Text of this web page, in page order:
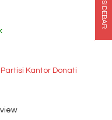
Partisi Kantor Donati
SIDEBAR